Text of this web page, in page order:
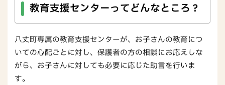
教育支援センターってどんなところ？
八丈町専属の教育支援センターが、お子さんの教育につ
いての心配ごとに対し、保護者の方の相談にお応えしな
がら、お子さんに対しても必要に応じた助言を行いま
す。